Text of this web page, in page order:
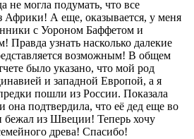
не могла подумать, что все
А еще, оказывается, у меня
с Уороном Баффетом и
Правда узнать насколько далекие
возможным! В общем
было указано, что мой род
и западной Европой, а я
пошли из России. Показала
она подтвердила, что её дед еще во
бежал из Швеции! Теперь хочу
древа! Спасибо!